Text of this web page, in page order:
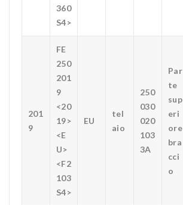
360
S4>
201
9
FE
250
201
9
<20
19>
<E
U>
<F2
103
S4>
EU
tel
aio
250
030
020
103
3A
Par
te
sup
eri
ore
bra
cci
o